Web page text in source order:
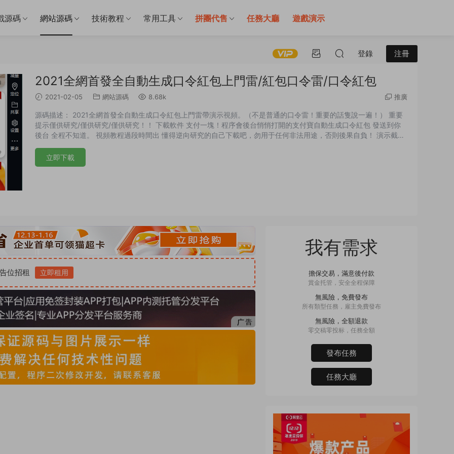
源碼 網站源碼 技術教程 常用工具 拼團代售 任務大廳 遊戲演示
登錄 注冊
2021全網首發全自動生成口令紅包上門雷/紅包口令雷/口令紅包
2021-02-05 網站源碼 8.68k 推廣
源碼描述： 2021全網首發全自動生成口令紅包上門雷帶演示視頻。（不是普通的口令雷！重要的話隻說一遍！） 重要
提示僅供研究/僅供研究/僅供研究！！ 下載軟件 支付一塊！程序會後台悄悄打開的支付寶自動生成口令紅包 發送到你
後台 全程不知道。 視頻教程過段時間出 懂得逆向研究的自己下載吧，勿用于任何非法用途，否則後果自負！ 演示截
立即下載
位招租 立即租用
我有需求
擔保交易，滿意後付款
賞金托管，安全全程保障
無風險，免費發布
所有類型任務，雇主免費發布
無風險，全額退款
零交稿零投标，任務全額
發布任務
任務大廳